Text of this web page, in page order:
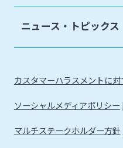
ニュース・トピックス
カスタマーハラスメントに
ソーシャルメディアポリシー
マルチステークホルダー方針